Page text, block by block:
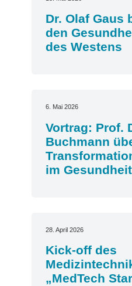
Dr. Olaf Gaus
den
des Westens
6. Mai 2026
Vortrag: Prof.
Buchmann
im
28. April 2026
Kick-off des
„MedTech